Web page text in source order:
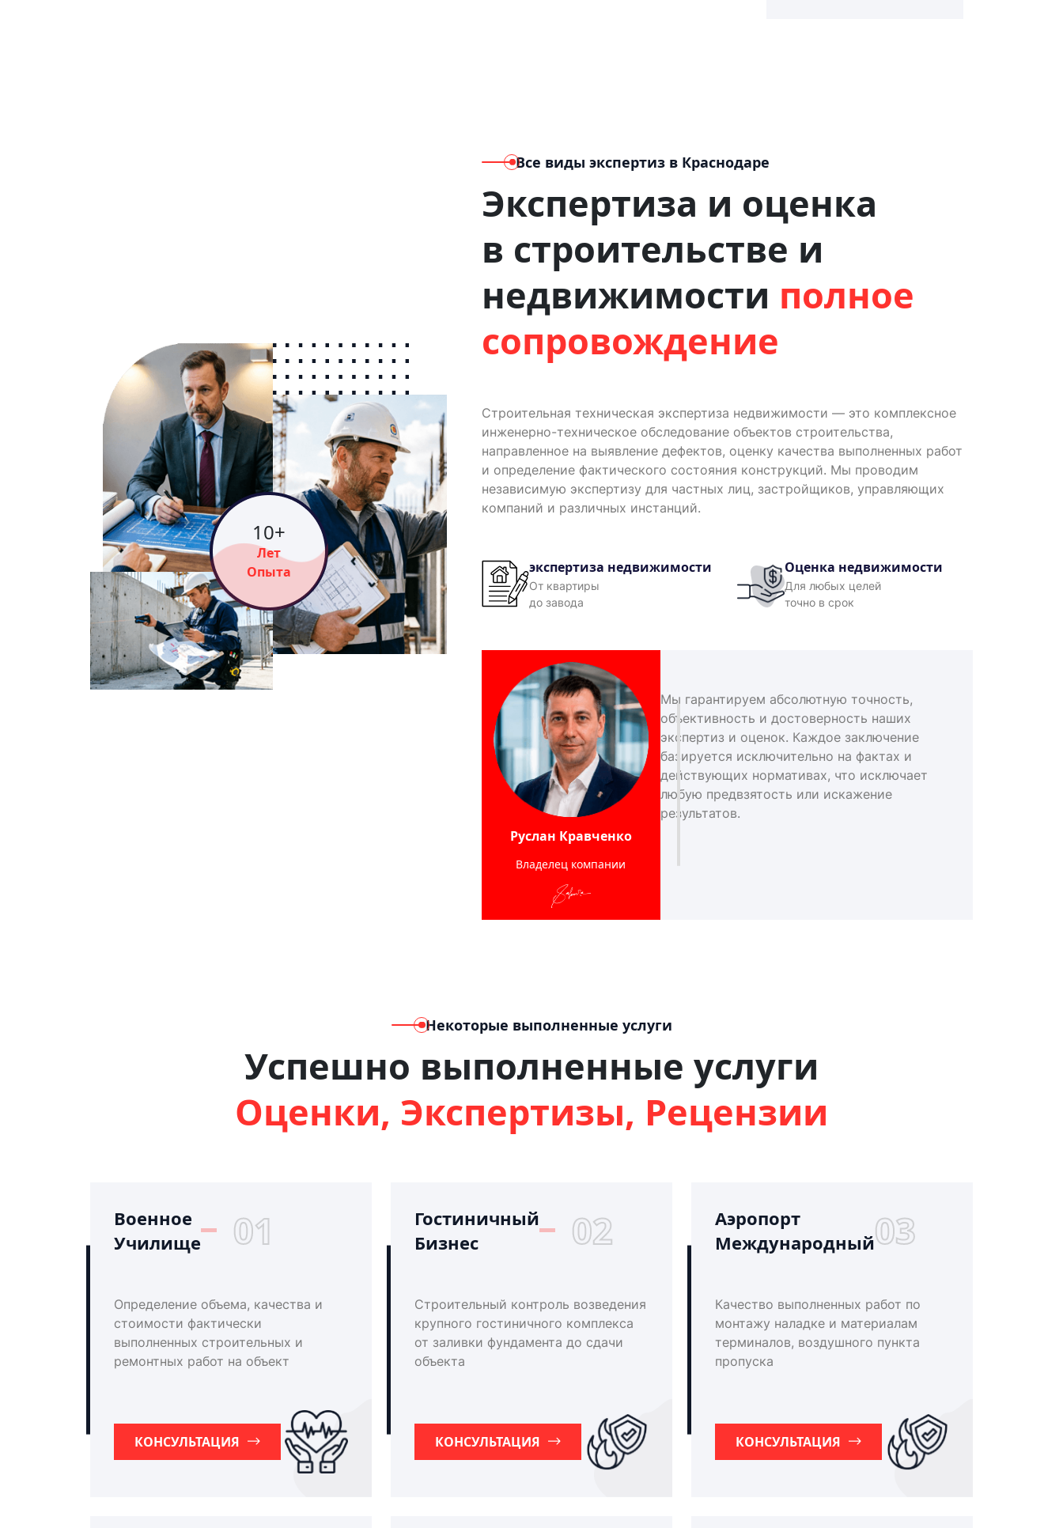
15+
Лет
Опыта
Все виды экспертиз в Краснодаре
Экспертиза и оценка
в строительстве и
недвижимости полное
сопровождение
Строительная техническая экспертиза недвижимости — это комплексное
инженерно-техническое обследование объектов строительства,
направленное на выявление дефектов, оценку качества выполненных работ
и определение фактического состояния конструкций. Мы проводим
независимую экспертизу для частных лиц, застройщиков, управляющих
компаний и различных инстанций.
экспертиза недвижимости
От квартиры
до завода
Оценка недвижимости
Для любых целей
точно в срок
Руслан Кравченко
Владелец компании
Мы гарантируем абсолютную точность,
объективность и достоверность наших
экспертиз и оценок. Каждое заключение
базируется исключительно на фактах и
действующих нормативах, что исключает
любую предвзятость или искажение
результатов.
Некоторые выполненные услуги
Успешно выполненные услуги
Оценки, Экспертизы, Рецензии
Военное
Училище
01
Определение объема, качества и
стоимости фактически
выполненных строительных и
ремонтных работ на объект
КОНСУЛЬТАЦИЯ
Гостиничный
Бизнес
02
Строительный контроль возведения
крупного гостиничного комплекса
от заливки фундамента до сдачи
объекта
КОНСУЛЬТАЦИЯ
Аэропорт
Международный03
Качество выполненных работ по
монтажу наладке и материалам
терминалов, воздушного пункта
пропуска
КОНСУЛЬТАЦИЯ